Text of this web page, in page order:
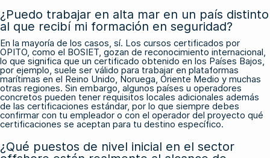
¿Puedo trabajar en alta mar en un país distinto
al que recibí mi formación en seguridad?
En la mayoría de los casos, sí. Los cursos certificados por
OPITO, como el BOSIET, gozan de reconocimiento internacional,
lo que significa que un certificado obtenido en los Países Bajos,
por ejemplo, suele ser válido para trabajar en plataformas
marítimas en el Reino Unido, Noruega, Oriente Medio y muchas
otras regiones. Sin embargo, algunos países u operadores
concretos pueden tener requisitos locales adicionales además
de las certificaciones estándar, por lo que siempre debes
confirmar con tu empleador o con el operador del proyecto qué
certificaciones se aceptan para tu destino específico.
¿Qué puestos de nivel inicial en el sector